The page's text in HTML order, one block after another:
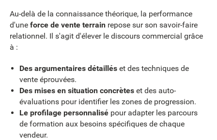
Au-delà de la connaissance théorique, la performance
d'une force de vente terrain repose sur son savoir-faire
relationnel. Il s'agit d'élever le discours commercial grâce
à :
Des argumentaires détailléset des techniques de
vente éprouvées.
Des mises en situation concrèteset des auto-
évaluations pour identifier les zones de progression.
Le profilage personnalisépour adapter les parcours
de formation aux besoins spécifiques de chaque
vendeur.